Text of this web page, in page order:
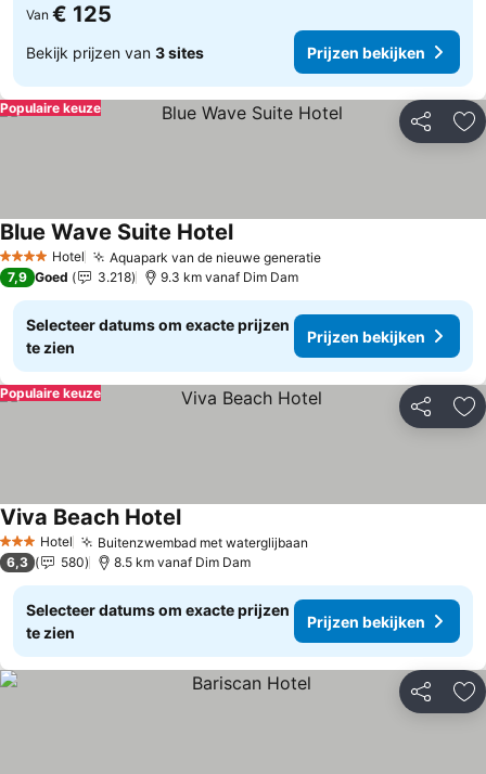
Van € 125
Bekijk prijzen van 3 sites Prijzen bekijken
Delen
Populaire keuze
4 SterrenHotel Aquapark van de nieuwe generatiePrijzen bekijken
Blue Wave Suite HotelPrijzen bekijken
7,9 Goed 3.218 9.3 km vanaf Dim Dam
Selecteer datums om exacte prijzen
te zien
Prijzen bekijken
Delen
Populaire keuze
3 SterrenHotel Buitenzwembad met waterglijbaan
Viva Beach HotelPrijzen bekijken
6,3 580 8.5 km vanaf Dim Dam
Selecteer datums om exacte prijzen
te zien
Prijzen bekijken
Delen